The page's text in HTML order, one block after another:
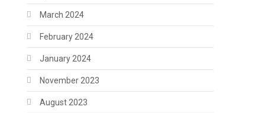
March 2024
February 2024
January 2024
November 2023
August 2023